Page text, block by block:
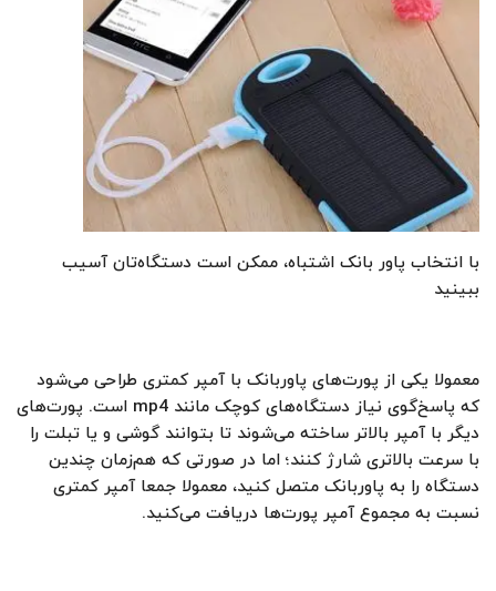
با انتخاب پاور بانک اشتباه، ممکن است دستگاه‌تان آسیب
ببینید
معمولا یکی از پورت‌های پاوربانک با آمپر کمتری طراحی می‌شود
که پاسخ‌گوی نیاز دستگاه‌های کوچک مانند mp4 است. پورت‌های
دیگر با آمپر بالاتر ساخته می‌شوند تا بتوانند گوشی و یا تبلت را
با سرعت بالاتری شارژ کنند؛ اما در صورتی که هم‌زمان چندین
دستگاه را به پاوربانک متصل کنید، معمولا جمعا آمپر کمتری
نسبت به مجموع آمپر پورت‌ها دریافت می‌کنید.